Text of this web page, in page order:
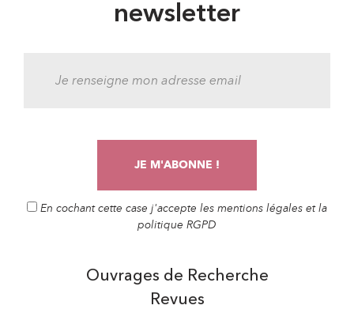
newsletter
En cochant cette case j'accepte les mentions légales et la
politique RGPD
Ouvrages de Recherche
Revues